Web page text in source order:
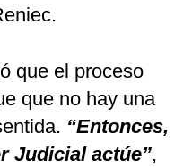
que el proceso
que no hay una
“Entonces,
Judicial actúe”,